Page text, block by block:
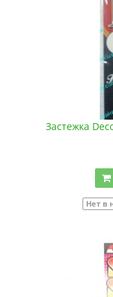
Застежка
Нет в